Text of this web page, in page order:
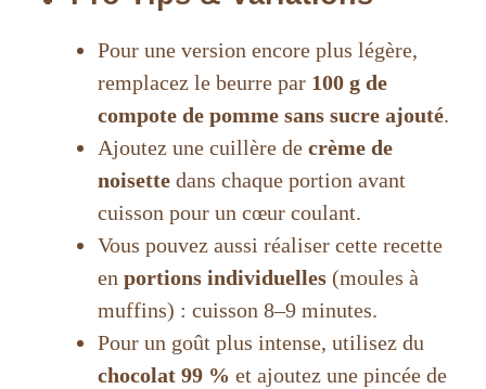
Pour une version encore plus légère,
remplacez le beurre par 100 g de
compote de pomme sans sucre ajouté.
Ajoutez une cuillère de crème de
noisette dans chaque portion avant
cuisson pour un cœur coulant.
Vous pouvez aussi réaliser cette recette
en portions individuelles (moules à
muffins) : cuisson 8–9 minutes.
Pour un goût plus intense, utilisez du
chocolat 99 % et ajoutez une pincée de